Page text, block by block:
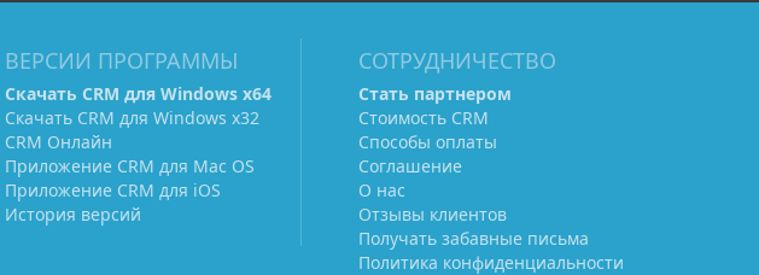
ВЕРСИИ ПРОГРАММЫ
Скачать CRM для Windows х64
Скачать CRM для Windows х32
CRM Онлайн
Приложение CRM для Mac OS
Приложение CRM для iOS
История версий
СОТРУДНИЧЕСТВО
Стать партнером
Стоимость CRM
Способы оплаты
Соглашение
О нас
Отзывы клиентов
Получать забавные письма
Политика конфиденциальности